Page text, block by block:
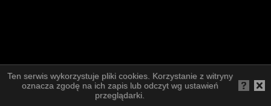
Ten serwis wykorzystuje pliki cookies. Korzystanie z witryny
oznacza zgodę na ich zapis lub odczyt wg ustawień
przeglądarki.